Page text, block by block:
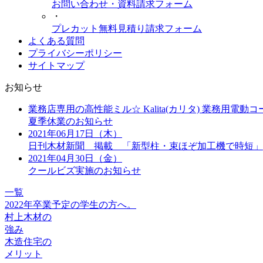
お問い合わせ・資料請求フォーム
・
プレカット無料見積り請求フォーム
よくある質問
プライバシーポリシー
サイトマップ
お知らせ
業務店専用の高性能ミル☆ Kalita(カリタ) 業務用電動コ
夏季休業のお知らせ
2021年06月17日（木）
日刊木材新聞 掲載 「新型柱・束ほぞ加工機で時短」
2021年04月30日（金）
クールビズ実施のお知らせ
一覧
2022年卒業予定の学生の方へ。
村上木材の
強み
木造住宅の
メリット